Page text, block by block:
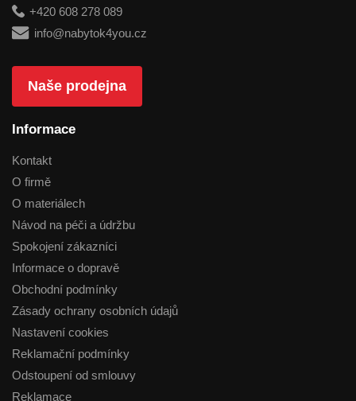
+420 608 278 089
info@nabytok4you.cz
Naše prodejna
Informace
Kontakt
O firmě
O materiálech
Návod na péči a údržbu
Spokojení zákazníci
Informace o dopravě
Obchodní podmínky
Zásady ochrany osobních údajů
Nastavení cookies
Reklamační podmínky
Odstoupení od smlouvy
Reklamace